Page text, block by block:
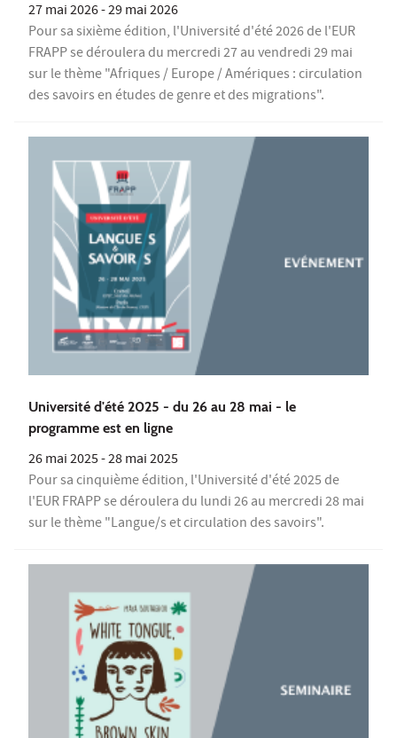
27 mai 2026-29 mai 2026
Pour sa sixième édition, l'Université d'été 2026 de l'EUR
FRAPP se déroulera du mercredi 27 au vendredi 29 mai
sur le thème "Afriques / Europe / Amériques : circulation
des savoirs en études de genre et des migrations".
Université d'été 2025 - du 26 au 28 mai - le
programme est en ligne
26 mai 2025-28 mai 2025
Pour sa cinquième édition, l'Université d'été 2025 de
l'EUR FRAPP se déroulera du lundi 26 au mercredi 28 mai
sur le thème "Langue/s et circulation des savoirs".